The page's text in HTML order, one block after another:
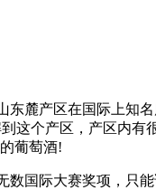
麓产区在国际上知
这个产区，产区内
葡萄酒!
国际大赛奖项，只